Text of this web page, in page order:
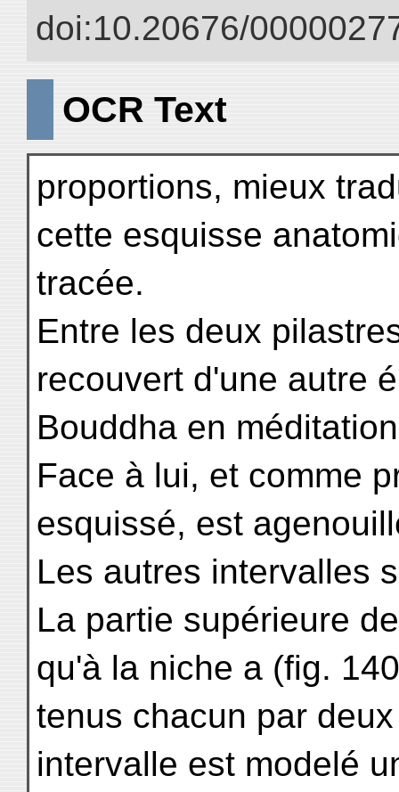
doi:10.20676/
OCR Text
proportions, mieux
cette esquisse
tracée.
Entre les deux
recouvert d'une autre
Bouddha en
Face à lui, et comme
esquissé, est
Les autres intervalles
La partie supérieure
qu'à la niche a (fig.
tenus chacun par
intervalle est modelé